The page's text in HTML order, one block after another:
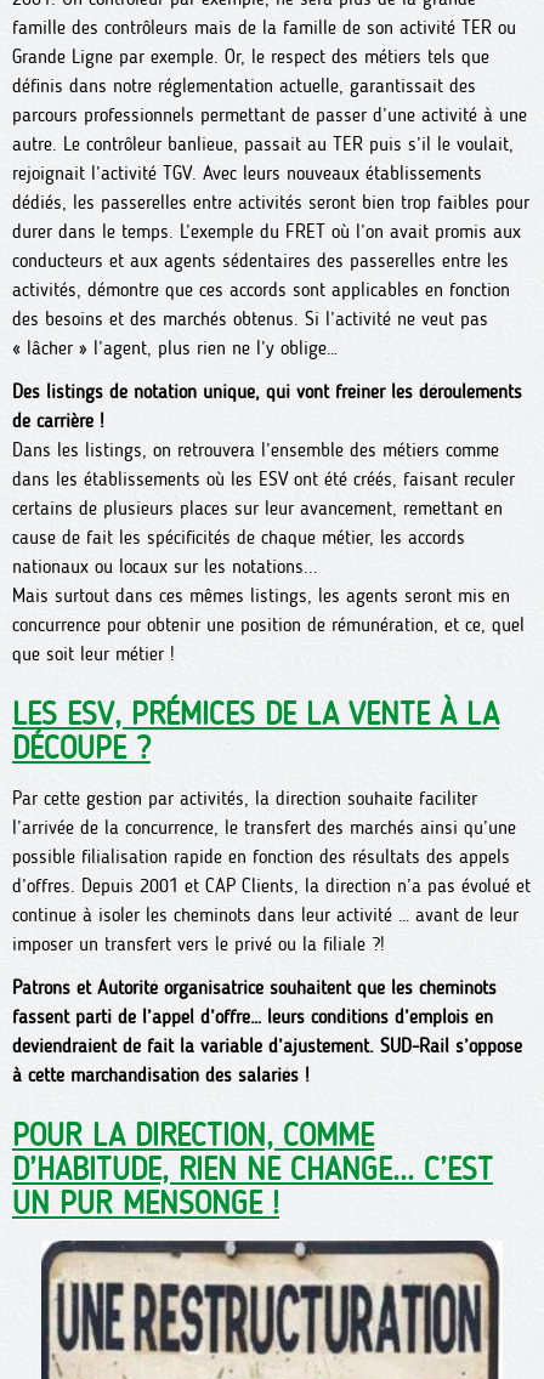
famille des contrôleurs mais de la famille de son activité TER ou
Grande Ligne par exemple. Or, le respect des métiers tels que
définis dans notre réglementation actuelle, garantissait des
parcours professionnels permettant de passer d’une activité à une
autre. Le contrôleur banlieue, passait au TER puis s’il le voulait,
rejoignait l’activité TGV. Avec leurs nouveaux établissements
dédiés, les passerelles entre activités seront bien trop faibles pour
durer dans le temps. L’exemple du FRET où l’on avait promis aux
conducteurs et aux agents sédentaires des passerelles entre les
activités, démontre que ces accords sont applicables en fonction
des besoins et des marchés obtenus. Si l’activité ne veut pas
« lâcher » l’agent, plus rien ne l’y oblige…
Des listings de notation unique, qui vont freiner les déroulements
de carrière !
Dans les listings, on retrouvera l’ensemble des métiers comme
dans les établissements où les ESV ont été créés, faisant reculer
certains de plusieurs places sur leur avancement, remettant en
cause de fait les spécificités de chaque métier, les accords
nationaux ou locaux sur les notations...
Mais surtout dans ces mêmes listings, les agents seront mis en
concurrence pour obtenir une position de rémunération, et ce, quel
que soit leur métier !
LES ESV, PRÉMICES DE LA VENTE À LA
DÉCOUPE ?
Par cette gestion par activités, la direction souhaite faciliter
l’arrivée de la concurrence, le transfert des marchés ainsi qu’une
possible filialisation rapide en fonction des résultats des appels
d’offres. Depuis 2001 et CAP Clients, la direction n’a pas évolué et
continue à isoler les cheminots dans leur activité … avant de leur
imposer un transfert vers le privé ou la filiale ?!
Patrons et Autorité organisatrice souhaitent que les cheminots
fassent parti de l’appel d’offre… leurs conditions d’emplois en
deviendraient de fait la variable d’ajustement. SUD-Rail s’oppose
à cette marchandisation des salariés !
POUR LA DIRECTION, COMME
D’HABITUDE, RIEN NE CHANGE... C’EST
UN PUR MENSONGE !